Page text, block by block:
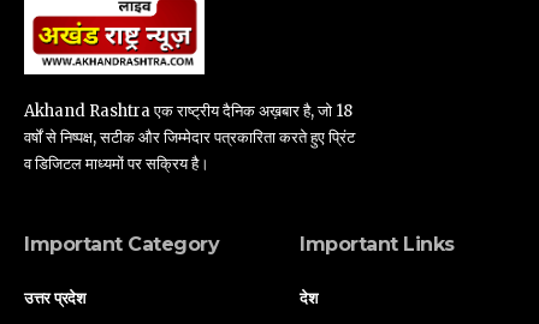
Akhand Rashtra एक राष्ट्रीय दैनिक अख़बार है, जो 18
वर्षों से निष्पक्ष, सटीक और जिम्मेदार पत्रकारिता करते हुए प्रिंट
व डिजिटल माध्यमों पर सक्रिय है।
Important Category
उत्तर प्रदेश
Important Links
देश